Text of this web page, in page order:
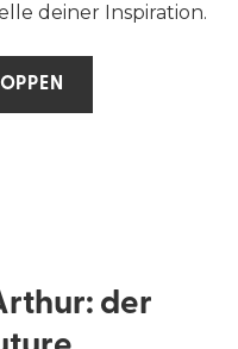
deiner Inspiration.
der